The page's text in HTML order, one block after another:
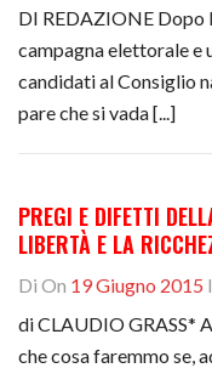
DI REDAZIONE Dopo
campagna elettorale e
candidati al Consiglio
pare che si vada [...]
PREGI E DIFETTI
LIBERTÀ E LA
Di On 19 Giugno 2015
di CLAUDIO GRASS*
che cosa faremmo se,